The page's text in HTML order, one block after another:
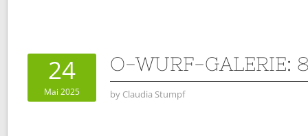
24
Mai 2025
O-WURF-GALERIE:
by Claudia Stumpf